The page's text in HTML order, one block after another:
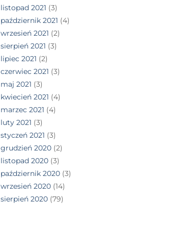
listopad 2021 (3)
październik 2021 (4)
wrzesień 2021 (2)
sierpień 2021 (3)
lipiec 2021 (2)
czerwiec 2021 (3)
maj 2021 (3)
kwiecień 2021 (4)
marzec 2021 (4)
luty 2021 (3)
styczeń 2021 (3)
grudzień 2020(2)
listopad 2020(3)
październik 2020(3)
wrzesień 2020(14)
sierpień 2020(79)